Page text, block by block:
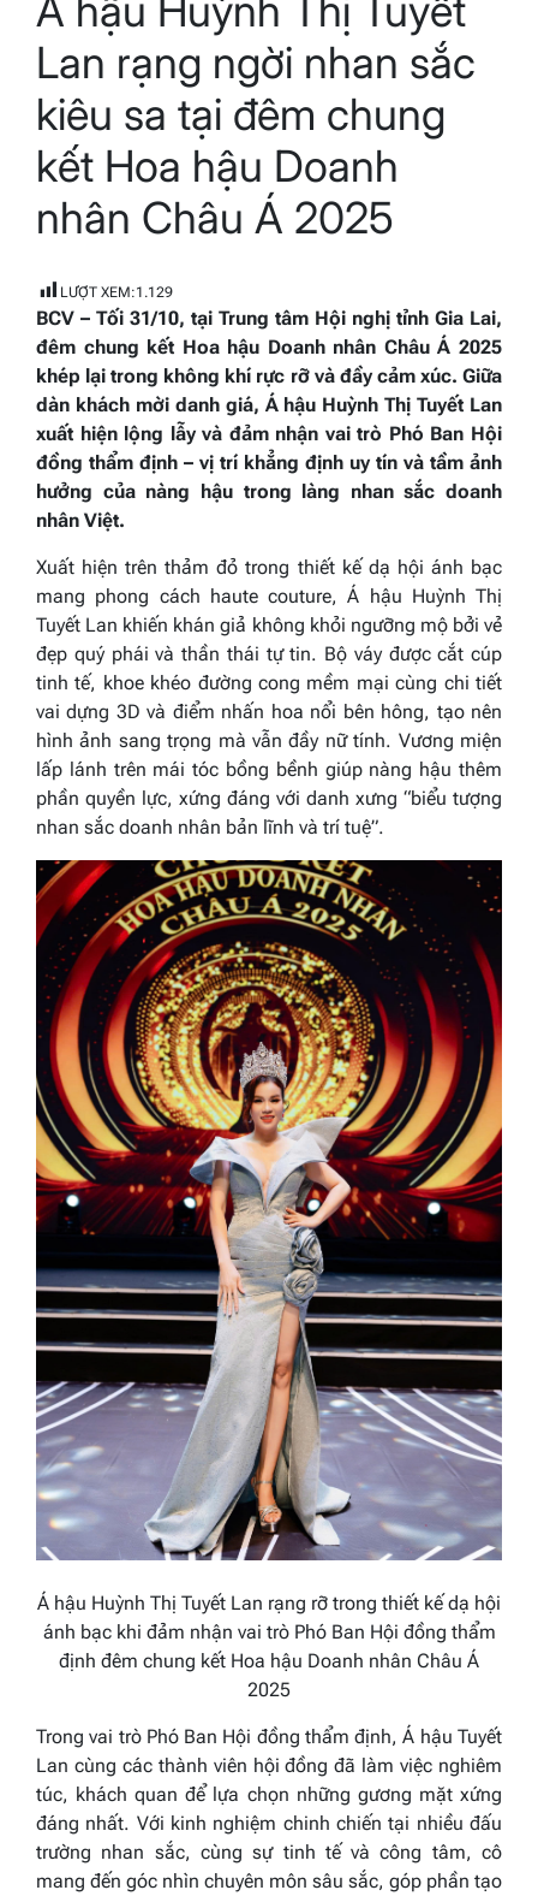
time
Á hậu Huỳnh Thị Tuyết
Lan rạng ngời nhan sắc
kiêu sa tại đêm chung
kết Hoa hậu Doanh
nhân Châu Á 2025
LƯỢT XEM:1.129
BCV – Tối 31/10, tại Trung tâm Hội nghị tỉnh Gia Lai,
đêm chung kết Hoa hậu Doanh nhân Châu Á 2025
khép lại trong không khí rực rỡ và đầy cảm xúc. Giữa
dàn khách mời danh giá, Á hậu Huỳnh Thị Tuyết Lan
xuất hiện lộng lẫy và đảm nhận vai trò Phó Ban Hội
đồng thẩm định – vị trí khẳng định uy tín và tầm ảnh
hưởng của nàng hậu trong làng nhan sắc doanh
nhân Việt.
Xuất hiện trên thảm đỏ trong thiết kế dạ hội ánh bạc
mang phong cách haute couture, Á hậu Huỳnh Thị
Tuyết Lan khiến khán giả không khỏi ngưỡng mộ bởi vẻ
đẹp quý phái và thần thái tự tin. Bộ váy được cắt cúp
tinh tế, khoe khéo đường cong mềm mại cùng chi tiết
vai dựng 3D và điểm nhấn hoa nổi bên hông, tạo nên
hình ảnh sang trọng mà vẫn đầy nữ tính. Vương miện
lấp lánh trên mái tóc bồng bềnh giúp nàng hậu thêm
phần quyền lực, xứng đáng với danh xưng “biểu tượng
nhan sắc doanh nhân bản lĩnh và trí tuệ”.
Á hậu Huỳnh Thị Tuyết Lan rạng rỡ trong thiết kế dạ hội
ánh bạc khi đảm nhận vai trò Phó Ban Hội đồng thẩm
định đêm chung kết Hoa hậu Doanh nhân Châu Á
2025
Trong vai trò Phó Ban Hội đồng thẩm định, Á hậu Tuyết
Lan cùng các thành viên hội đồng đã làm việc nghiêm
túc, khách quan để lựa chọn những gương mặt xứng
đáng nhất. Với kinh nghiệm chinh chiến tại nhiều đấu
trường nhan sắc, cùng sự tinh tế và công tâm, cô
mang đến góc nhìn chuyên môn sâu sắc, góp phần tạo